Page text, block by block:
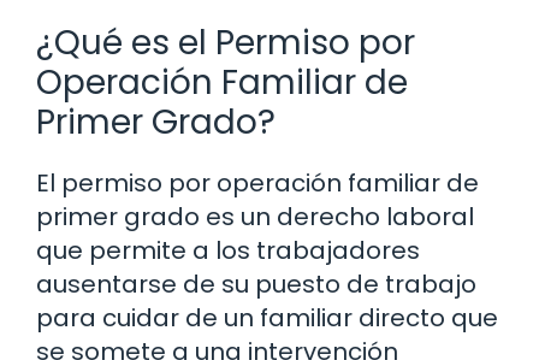
¿Qué es el Permiso por
Operación Familiar de
Primer Grado?
El permiso por operación familiar de
primer grado es un derecho laboral
que permite a los trabajadores
ausentarse de su puesto de trabajo
para cuidar de un familiar directo que
se somete a una intervención